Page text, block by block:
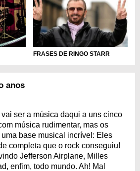
FRASES DE RINGO STARR
anos
ser a música daqui a uns cinco
música rudimentar, mas os
base musical incrível: Eles
completa que o rock conseguiu!
Jefferson Airplane, Milles
enfim, todo mundo. Ah! Mal